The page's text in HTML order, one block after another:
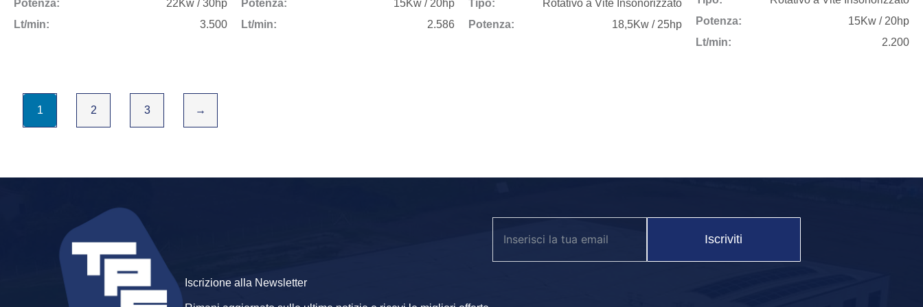
La nostra missione è offrire
soluzioni per aria compressa
che si adattino perfettamente alle esigenze dei nostri clienti. Per questo, aggiorniamo regolarmente il nostro stock di
Esperienza pluriennale nel settore dell’
Collaborazioni con marchi leader come
Disponibilità dicompressori professionali e industriali
Macchinari
usati garantiti
Assistenza su tutto il territorio del Nord Italia
Potenza:
22Kw / 30hp
Lt/min:
3.500
Potenza:
15Kw / 20hp
Lt/min:
2.586
Tipo:
Rotativo a Vite Insonorizzato
Potenza:
18,5Kw / 25hp
Potenza:
15Kw / 20hp
Lt/min:
2.200
1 2 3 →
Iscrizione alla Newsletter
Iscriviti